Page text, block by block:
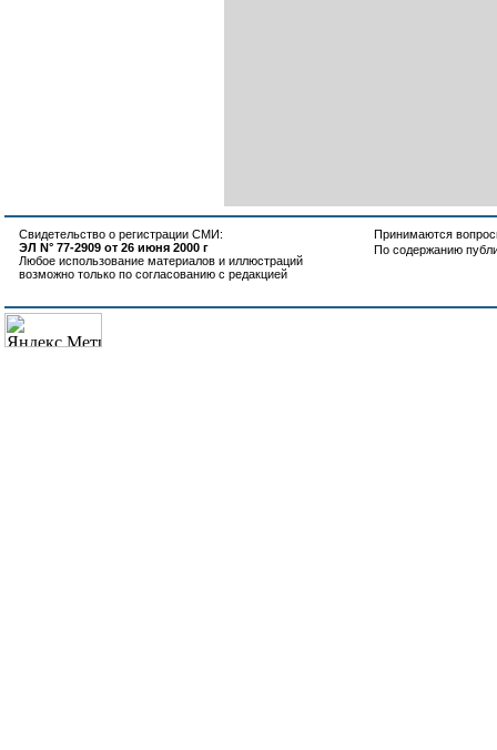
Свидетельство о регистрации СМИ:
ЭЛ N° 77-2909 от 26 июня 2000 г
Любое использование материалов и иллюстраций
возможно только по согласованию с редакцией
Принимаются
По содержанию